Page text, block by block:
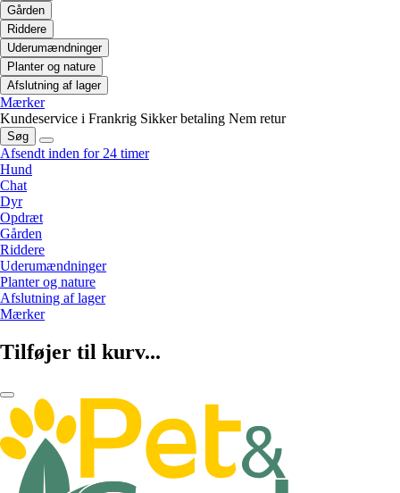
Gården
Riddere
Uderumændninger
Planter og nature
Afslutning af lager
Mærker
Kundeservice i Frankrig Sikker betaling Nem retur
Søg
Afsendt inden for 24 timer
Hund
Chat
Dyr
Opdræt
Gården
Riddere
Uderumændninger
Planter og nature
Afslutning af lager
Mærker
Tilføjer til kurv...